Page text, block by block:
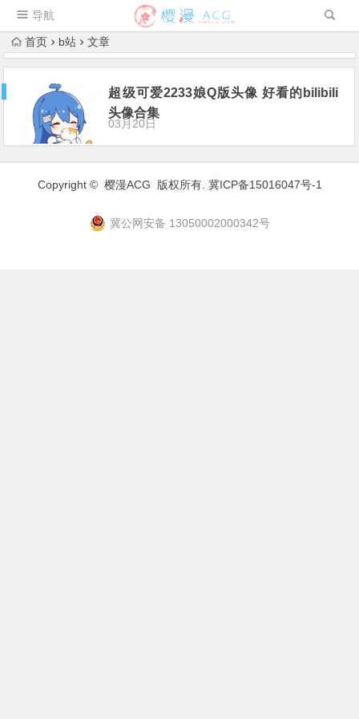
导航
首页 b站 文章
超级可爱2233娘Q版头像 好看的bilibili
头像合集
03月20日
Copyright © 樱漫ACG 版权所有. 冀ICP备15016047号-1
冀公网安备 13050002000342号